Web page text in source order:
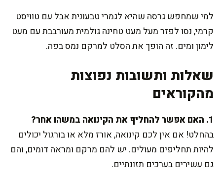
למי שמחפש גרסה שהיא לגמרי טבעונית אבל עם טוויסט
קרמי, נסו לפזר מעל מעט טחינה גולמית מעורבבת עם מעט
לימון ומים. זה הופך את הסלט למרקם נמס בפה.
שאלות ותשובות נפוצות
מהקוראים
1. האם אפשר להחליף את הקינואה במשהו אחר?
בהחלט! אם אין לכם קינואה, אורז מלא או בורגול יכולים
להיות תחליפים מעולים. יש להם מרקם ומראה דומים, והם
גם עשירים בערכים תזונתיים.